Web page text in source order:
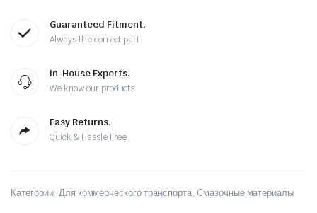
Guaranteed Fitment.
Always the correct part
In-House Experts.
We know our products
Easy Returns.
Quick & Hassle Free
Категории: Для коммерческого транспорта, Смазочные материалы